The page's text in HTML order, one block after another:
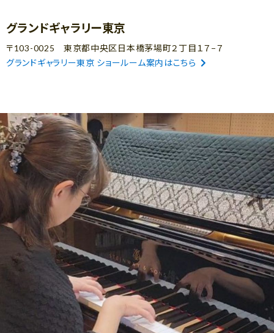
グランドギャラリー東京
〒103-0025 東京都中央区日本橋茅場町２丁目１７−７
グランドギャラリー東京 ショールーム案内はこちら